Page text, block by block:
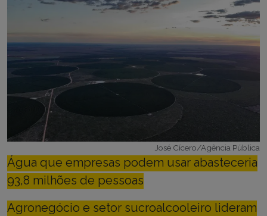
José Cícero/Agência Pública
Água que empresas podem usar abasteceria
93,8 milhões de pessoas
Agronegócio e setor sucroalcooleiro lideram